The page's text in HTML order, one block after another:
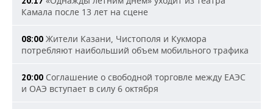
Камала после 13 лет на сцене
08:00 Жители Казани, Чистополя и Кукмора
потребляют наибольший объем мобильного трафика
20:00 Соглашение о свободной торговле между ЕАЭС
и ОАЭ вступает в силу 6 октября